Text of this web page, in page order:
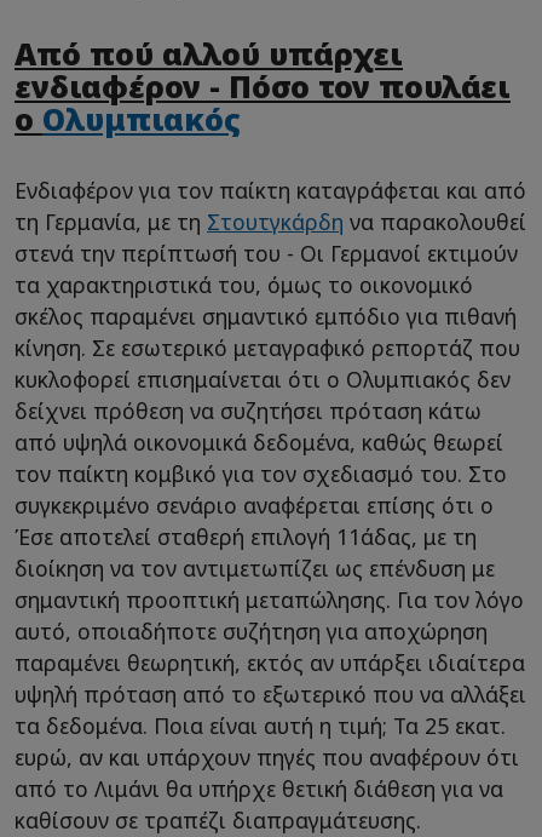
Aπό πού αλλού υπάρχει
ενδιαφέρον - Πόσο τον πουλάει
ο Ολυμπιακός
Ενδιαφέρον για τον παίκτη καταγράφεται και από
τη Γερμανία, με τη Στουτγκάρδη να παρακολουθεί
στενά την περίπτωσή του - Οι Γερμανοί εκτιμούν
τα χαρακτηριστικά του, όμως το οικονομικό
σκέλος παραμένει σημαντικό εμπόδιο για πιθανή
κίνηση. Σε εσωτερικό μεταγραφικό ρεπορτάζ που
κυκλοφορεί επισημαίνεται ότι ο Ολυμπιακός δεν
δείχνει πρόθεση να συζητήσει πρόταση κάτω
από υψηλά οικονομικά δεδομένα, καθώς θεωρεί
τον παίκτη κομβικό για τον σχεδιασμό του. Στο
συγκεκριμένο σενάριο αναφέρεται επίσης ότι ο
Έσε αποτελεί σταθερή επιλογή 11άδας, με τη
διοίκηση να τον αντιμετωπίζει ως επένδυση με
σημαντική προοπτική μεταπώλησης. Για τον λόγο
αυτό, οποιαδήποτε συζήτηση για αποχώρηση
παραμένει θεωρητική, εκτός αν υπάρξει ιδιαίτερα
υψηλή πρόταση από το εξωτερικό που να αλλάξει
τα δεδομένα. Ποια είναι αυτή η τιμή; Τα 25 εκατ.
ευρώ, αν και υπάρχουν πηγές που αναφέρουν ότι
από το Λιμάνι θα υπήρχε θετική διάθεση για να
καθίσουν σε τραπέζι διαπραγμάτευσης.